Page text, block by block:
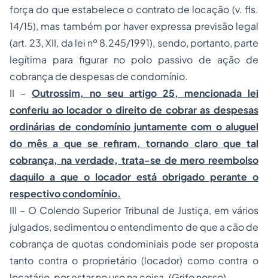
força do que estabelece o contrato de locação (v. fls.
14/15), mas também por haver expressa previsão legal
(art. 23, XII, da lei nº 8.245/1991), sendo, portanto, parte
legítima para figurar no polo passivo de ação de
cobrança de despesas de condomínio.
II – Outrossim, no seu artigo 25, mencionada lei
conferiu ao locador o direito de cobrar as despesas
ordinárias de condomínio juntamente com o aluguel
do mês a que se refiram, tornando claro que tal
cobrança, na verdade, trata-se de mero reembolso
daquilo a que o locador está obrigado perante o
respectivo condomínio.
III – O Colendo Superior Tribunal de Justiça, em vários
julgados, sedimentou o entendimento de que a cão de
cobrança de quotas condominiais pode ser proposta
tanto contra o proprietário (locador) como contra o